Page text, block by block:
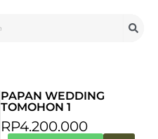
PAPAN WEDDING
TOMOHON 1
RP4.200.000